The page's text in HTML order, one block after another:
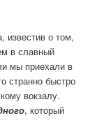
известив о том,
в славный
мы приехали в
странно быстро
вокзалу.
, который